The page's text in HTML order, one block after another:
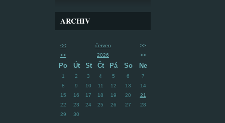
ARCHIV
<< červen
>>
<<
2026 >>
Po Út St Čt Pá So Ne
1 2 3 4 5 6
7
8
9 10 11 12 13
14
15
16 17 18 19 20
21
22
23 24 25 26 27
28
29
30